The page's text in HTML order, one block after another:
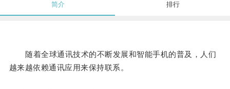
简介 排行
随着全球通讯技术的不断发展和智能手机的普及，人们
越来越依赖通讯应用来保持联系。